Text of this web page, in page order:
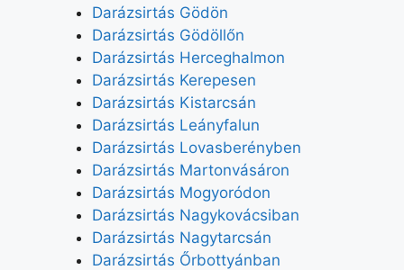
Darázsirtás Gödön
Darázsirtás Gödöllőn
Darázsirtás Herceghalmon
Darázsirtás Kerepesen
Darázsirtás Kistarcsán
Darázsirtás Leányfalun
Darázsirtás Lovasberényben
Darázsirtás Martonvásáron
Darázsirtás Mogyoródon
Darázsirtás Nagykovácsiban
Darázsirtás Nagytarcsán
Darázsirtás Őrbottyánban